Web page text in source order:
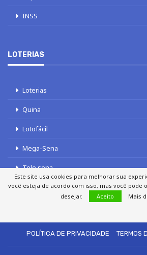
INSS
LOTERIAS
Loterias
Quina
Lotofácil
Mega-Sena
Tele sena
POLÍTICA DE PRIVACIDADE
TERMOS
Este site usa cookies para melhorar sua
você esteja de acordo com isso, mas você pode
desejar.
Aceito Mais